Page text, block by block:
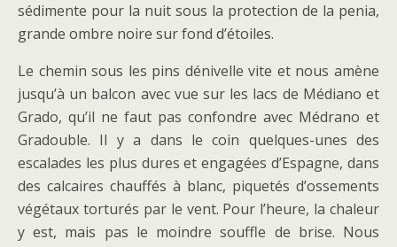
sédimente pour la nuit sous la protection de la penia,
grande ombre noire sur fond d’étoiles.
Le chemin sous les pins dénivelle vite et nous amène
jusqu’à un balcon avec vue sur les lacs de Médiano et
Grado, qu’il ne faut pas confondre avec Médrano et
Gradouble. Il y a dans le coin quelques-unes des
escalades les plus dures et engagées d’Espagne, dans
des calcaires chauffés à blanc, piquetés d’ossements
végétaux torturés par le vent. Pour l’heure, la chaleur
y est, mais pas le moindre souffle de brise. Nous